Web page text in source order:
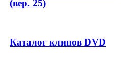
(вер. 25)
Каталог клипов DVD